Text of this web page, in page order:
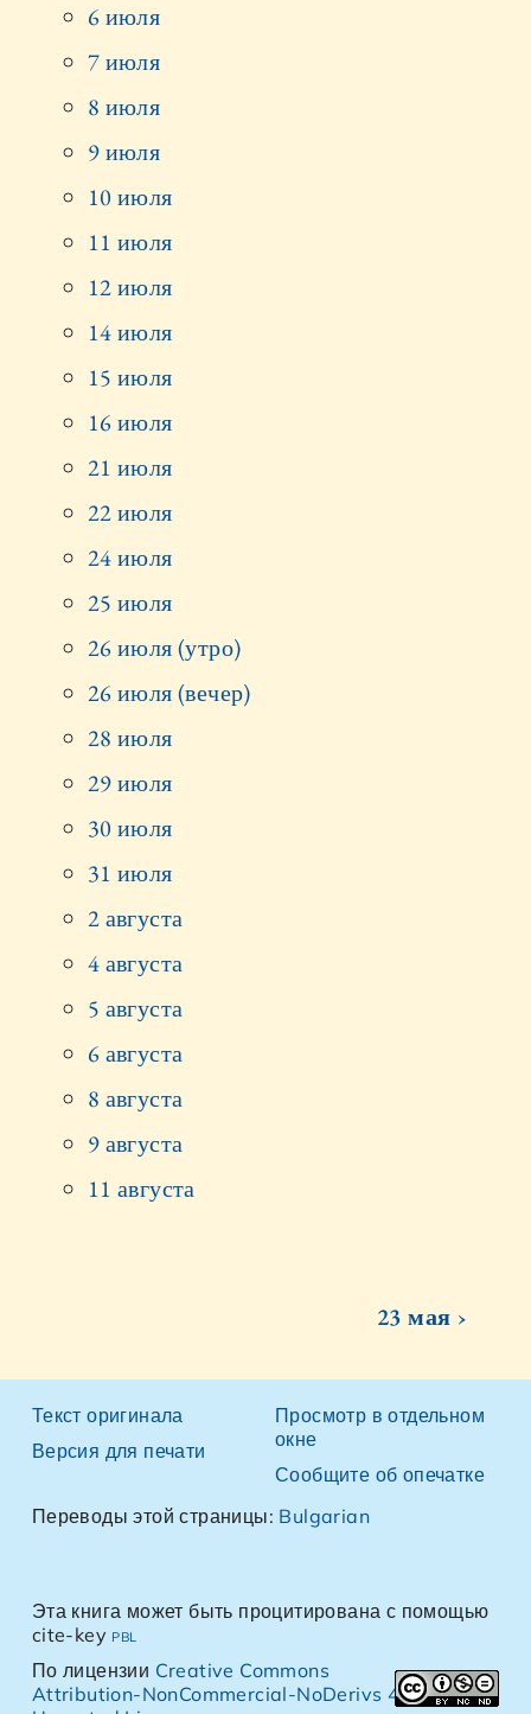
6 июля
7 июля
8 июля
9 июля
10 июля
11 июля
12 июля
14 июля
15 июля
16 июля
21 июля
22 июля
24 июля
25 июля
26 июля (утро)
26 июля (вечер)
28 июля
29 июля
30 июля
31 июля
2 августа
4 августа
5 августа
6 августа
8 августа
9 августа
11 августа
23 мая ›
Текст оригинала
Версия для печати
Просмотр в отдельном
окне
Сообщите об опечатке
Переводы этой страницы: Bulgarian
Эта книга может быть процитирована с помощью
cite-key pbl
По лицензии Creative Commons
Attribution-NonCommercial-NoDerivs 4.0